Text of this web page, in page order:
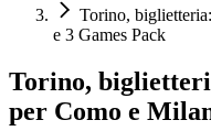
Torino,
e 3 Games Pack
Torino,
per Como e